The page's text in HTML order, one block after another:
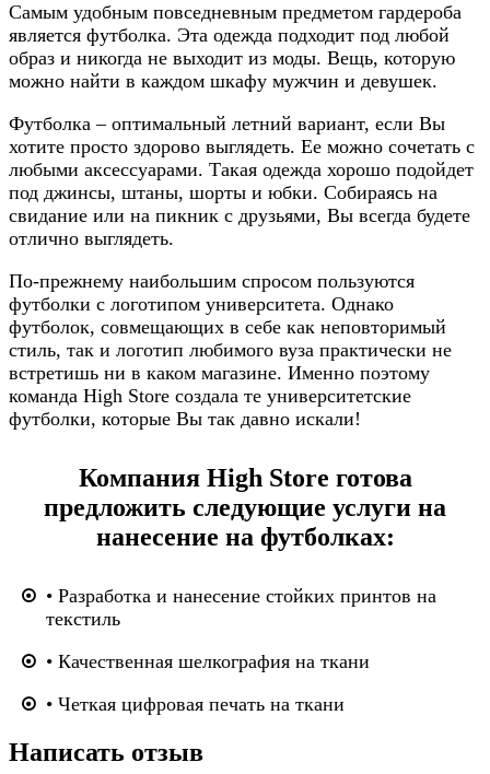
Самым удобным повседневным предметом гардероба
является футболка. Эта одежда подходит под любой
образ и никогда не выходит из моды. Вещь, которую
можно найти в каждом шкафу мужчин и девушек.
Футболка – оптимальный летний вариант, если Вы
хотите просто здорово выглядеть. Ее можно сочетать с
любыми аксессуарами. Такая одежда хорошо подойдет
под джинсы, штаны, шорты и юбки. Собираясь на
свидание или на пикник с друзьями, Вы всегда будете
отлично выглядеть.
По-прежнему наибольшим спросом пользуются
футболки с логотипом университета. Однако
футболок, совмещающих в себе как неповторимый
стиль, так и логотип любимого вуза практически не
встретишь ни в каком магазине. Именно поэтому
команда High Store создала те университетские
футболки, которые Вы так давно искали!
Компания High Store готова
предложить следующие услуги на
нанесение на футболках:
• Разработка и нанесение стойких принтов на
текстиль
• Качественная шелкография на ткани
• Четкая цифровая печать на ткани
Написать отзыв